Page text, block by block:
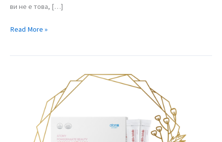
ви не е това, […]
Read More »